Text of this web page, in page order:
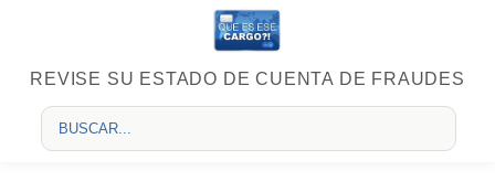
REVISE SU ESTADO DE CUENTA DE FRAUDES